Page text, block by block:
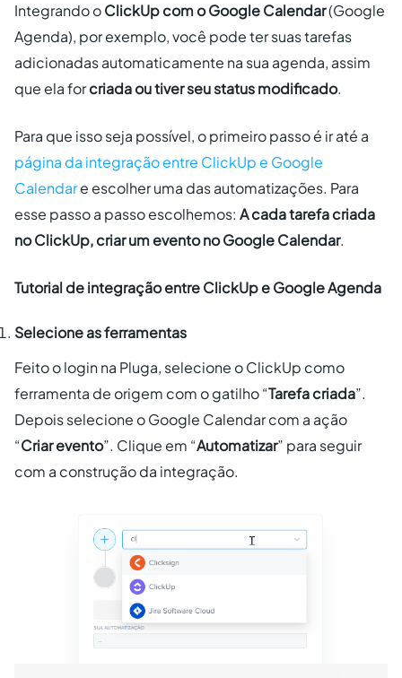
Integrando oClickUp com o Google Calendar(Google
Agenda), por exemplo, você pode ter suas tarefas
adicionadas automaticamente na sua agenda, assim
que ela forcriada ou tiver seu status modificado.
Para que isso seja possível, o primeiro passo é ir até a
página da integração entre ClickUp e Google
Calendare escolher uma das automatizações. Para
esse passo a passo escolhemos: A cada tarefa criada
no ClickUp, criar um evento no Google Calendar.
Tutorial de integração entre ClickUp e Google Agenda
Selecione as ferramentas
Feito o login na Pluga, selecione o ClickUp como
ferramenta de origem com o gatilho “Tarefa criada”.
Depois selecione o Google Calendar com a ação
“Criar evento”. Clique em “Automatizar” para seguir
com a construção da integração.